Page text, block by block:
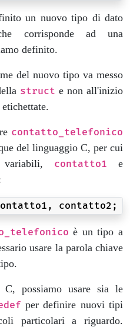
un nuovo tipo di dato
corrisponde ad una
definito.
del nuovo tipo va messo
struct e non all'inizio
contatto_telefonico
del linguaggio C, per cui
variabili, contatto1 e
, contatto2 ;
è un tipo a
usare la parola chiave
possiamo usare sia le
per definire nuovi tipi
particolari a riguardo.